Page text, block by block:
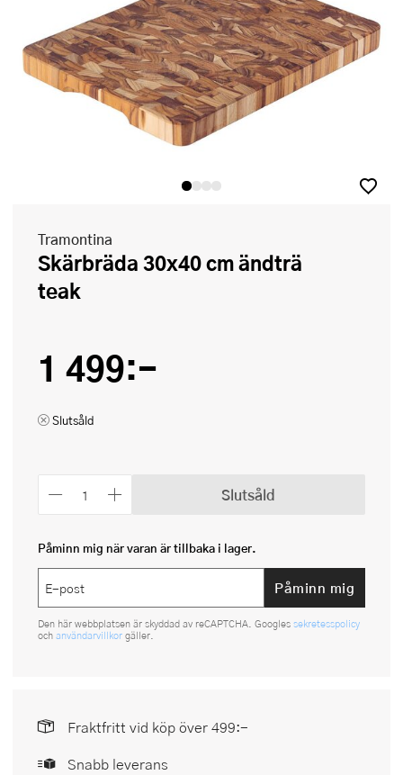
Tramontina
Skärbräda 30x40 cm ändträ
teak
1 499:-
Slutsåld
Slutsåld
Påminn mig när varan är tillbaka i lager.
Påminn mig
Den här webbplatsen är skyddad av reCAPTCHA. Googles sekretesspolicy
och användarvillkor gäller.
Fraktfritt vid köp över 499:-
Snabb leverans